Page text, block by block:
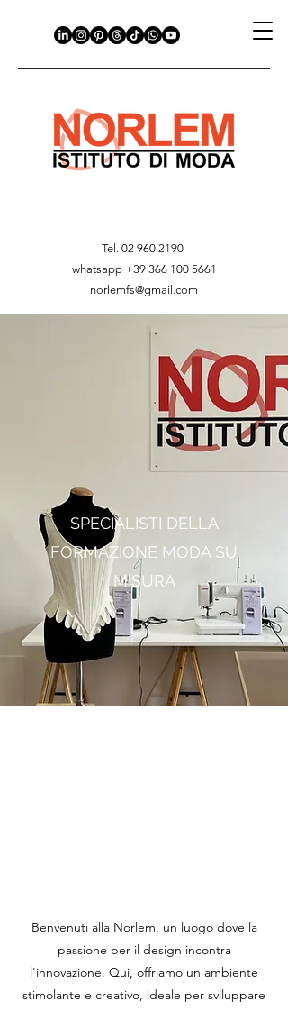
Tel. 02 960 2190
whatsapp +39 366 100 5661
norlemfs@gmail.com
ISTITUTO DI
MODA NORLEM
SPECIALISTI DELLA
FORMAZIONE MODA SU
MISURA
VAI A TUTTI CORSI
Benvenuti alla Norlem, un luogo dove la
passione per il design incontra
l'innovazione. Qui, offriamo un ambiente
stimolante e creativo, ideale per sviluppare